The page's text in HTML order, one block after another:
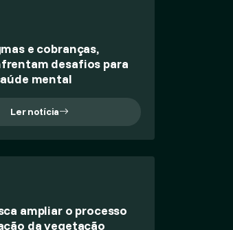
e cobranças,
desafios para
mental
Ler notícia
ampliar o processo
da vegetação